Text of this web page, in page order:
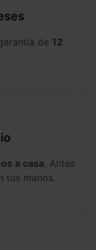
de 12
a casa. Antes
tus manos.